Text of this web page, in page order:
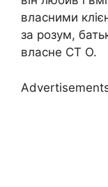
власними
за розум,
власне СТ О.